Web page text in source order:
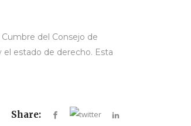
del Consejo de
el estado de derecho. Esta
Share: